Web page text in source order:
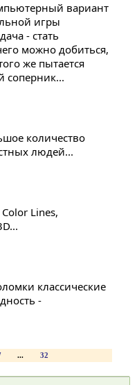
вариант
игры
- стать
можно добиться,
же пытается
соперник...
количество
людей...
Lines,
классические
-
... 32